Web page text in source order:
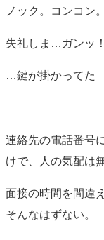
ノック。コンコン。
失礼しま…ガンッ！
…鍵が掛かってた
連絡先の電話番号
けで、人の気配は
面接の時間を間違
そんなはずない。